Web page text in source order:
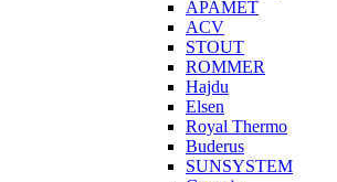
APAMET
ACV
STOUT
ROMMER
Hajdu
Elsen
Royal Thermo
Buderus
SUNSYSTEM